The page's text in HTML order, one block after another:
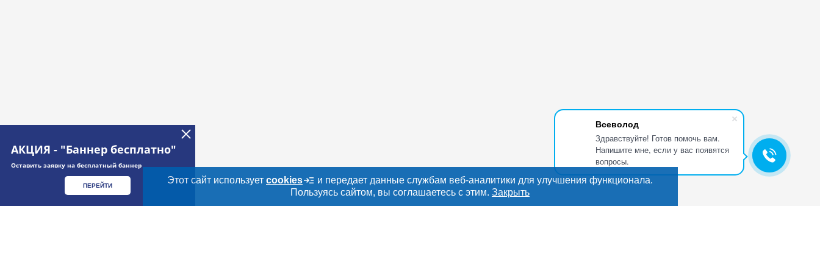
Всеволод
Здравствуйте! Готов помочь вам.
Напишите мне, если у вас появятся
вопросы.
АКЦИЯ - "Баннер бесплатно"
Оставить заявку на бесплатный баннер
ПЕРЕЙТИ
Этот сайт использует cookies
и передает данные службам веб-аналитики для улучшения функционала.
Пользуясь сайтом, вы соглашаетесь с этим. Закрыть